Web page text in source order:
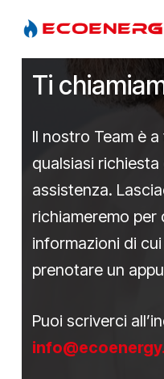
content
Ti
Il nostro Team è
qualsiasi
assistenza.
richiameremo
informazioni di
prenotare un
Puoi scriverci